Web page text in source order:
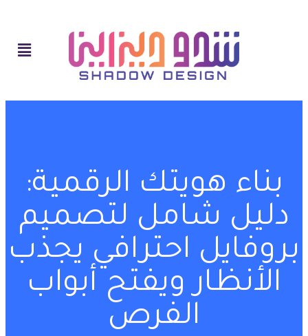
بناء هويتك الرقمية:
دليل شامل لتصميم
بروفايل احترافي يجذب
الأنظار ويفتح أبواب
الفرص